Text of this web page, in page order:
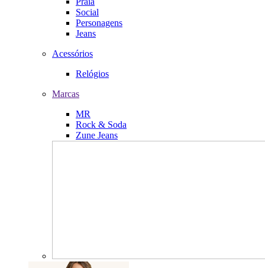
Social
Personagens
Jeans
Acessórios
Relógios
Marcas
MR
Rock & Soda
Zune Jeans